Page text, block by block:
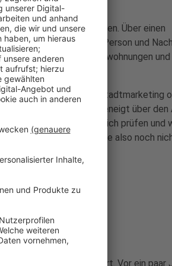
Bettensteuer einführen. Über einen
Zwei Euro pro Person und
als auch in Ferienwohnungen
Infrastruktur, das Stadtmarketing
Stadtrat war nicht abgeneigt über den
Bettensteuer in Zülpich prüfen und
Sache ist die Abgabe also noch
Gemeinde Kall eingeführt. Vor ein paar